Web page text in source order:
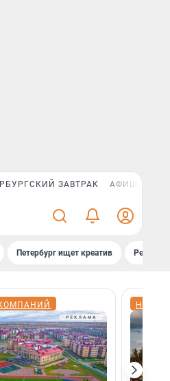
ЗАВТРАК АФИША PLUS
Петербург ищет креатив